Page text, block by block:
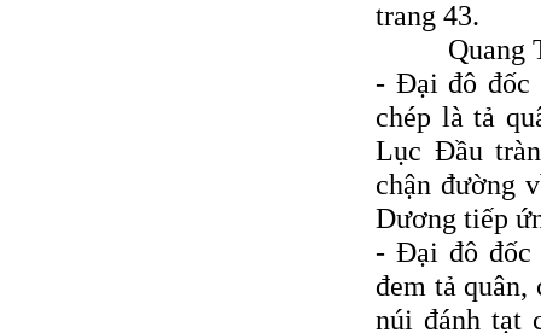
trang 43.
Quang
- Ðại đô đốc
chép là tả
Lục Ðầu
chận đường
Dương tiếp
- Ðại đô đốc
đem tả
núi đánh tạt